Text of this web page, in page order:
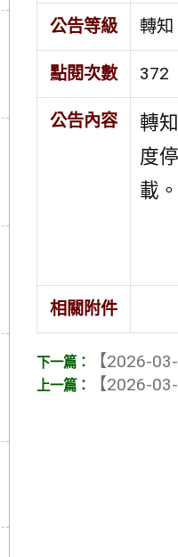
公告等級 轉知
點閱次數 372
公告內容
轉
度
載。
相關附件
【2026-03-
【2026-